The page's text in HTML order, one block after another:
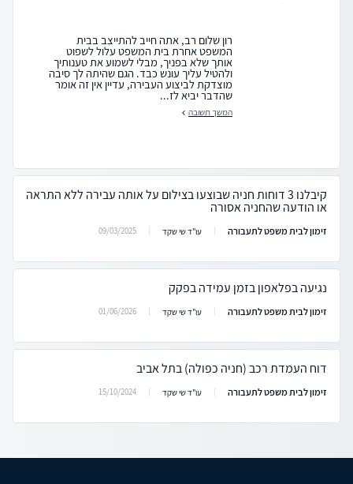
רון שלום רב, אתה חייב להתייצב בבית
המשפט אחרת בית המשפט עלול לשפוט
אותך שלא בפניך, מבלי לשמוע את טענותיך
ולהטיל עליך עונש כבד. הגם שהיתה לך סיבה
מוצדקת לביצוע העבירה, עדיין אין זה אומר
שהדבר יביא לז...
המשך תשובה
קיבלנו 3 דוחות חניה שבוצעו בצילום על אותה עבירה ללא התראה
או הודעה שהחניה אסורה
זימון לבית משפט לתעבורה עו"ד שי שקד 09/03/2025
נגיעה בפלאפון בזמן עמידה בפקק
זימון לבית משפט לתעבורה עו"ד שי שקד 01/06/2026
דוח העמדת רכב (חניה כפולה) בתל אביב
זימון לבית משפט לתעבורה עו"ד שי שקד 15/10/2024